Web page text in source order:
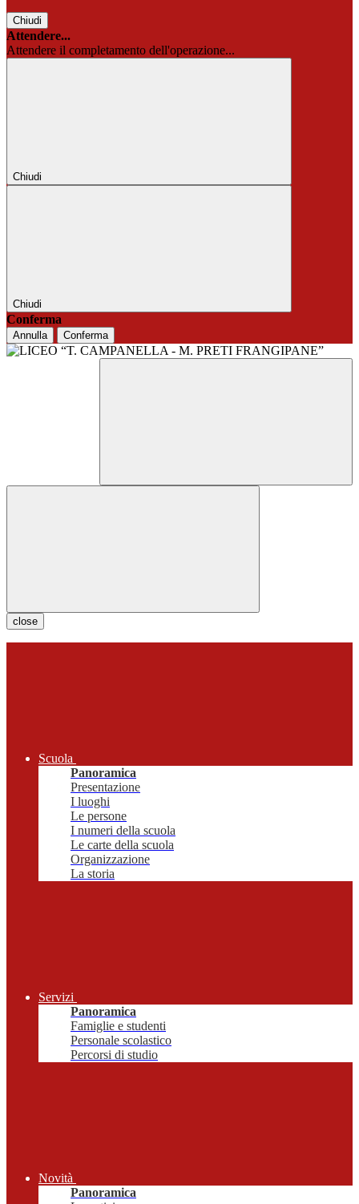
Chiudi
Attendere...
Attendere il completamento dell'operazione...
Chiudi
Chiudi
Conferma
Annulla Conferma
close
Scuola
Panoramica
Presentazione
I luoghi
Le persone
I numeri della scuola
Le carte della scuola
Organizzazione
La storia
Servizi
Panoramica
Famiglie e studenti
Personale scolastico
Percorsi di studio
Novità
Panoramica